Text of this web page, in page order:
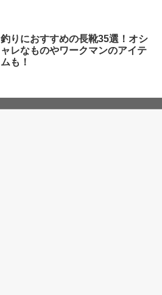
釣りにおすすめの長靴35選！オシ
ャレなものやワークマンのアイテ
ムも！